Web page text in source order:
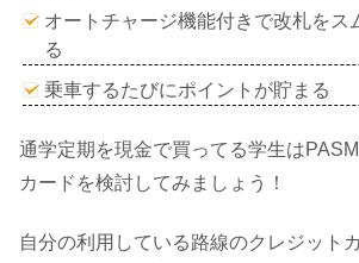
オートチャージ機能付きで改札をス
る
乗車するたびにポイントが貯まる
通学定期を現金で買ってる学生は
カードを検討してみましょう！
自分の利用している路線のクレジット